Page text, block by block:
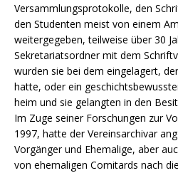
Versammlungsprotokolle, den
den Studenten meist von einem
weitergegeben, teilweise über 30
Sekretariatsordner mit dem
wurden sie bei dem eingelagert,
hatte, oder ein
heim und sie gelangten in den
Im Zuge seiner Forschungen zur
1997, hatte der Vereinsarchivar
Vorgänger und Ehemalige, aber
von ehemaligen Comitards nach